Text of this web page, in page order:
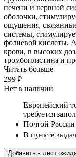
печени и нервной
оболочки,
ощущения,
системы,
фолиевой кислоты.
крови, в высоких
тромбопластина и
Читать больше
299 ₽
Нет в наличии
Европейский
требуется
Почтой России
В пункте
Добавить в лист